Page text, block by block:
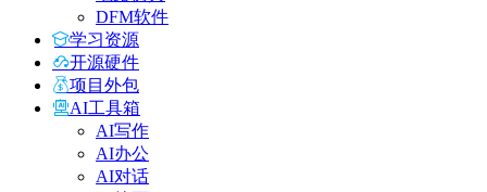
DFM软件
学习资源
开源硬件
项目外包
AI工具箱
AI写作
AI办公
AI对话